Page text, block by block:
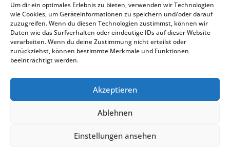
Um dir ein optimales Erlebnis zu bieten, verwenden wir Technologien
wie Cookies, um Geräteinformationen zu speichern und/oder darauf
zuzugreifen. Wenn du diesen Technologien zustimmst, können wir
Daten wie das Surfverhalten oder eindeutige IDs auf dieser Website
verarbeiten. Wenn du deine Zustimmung nicht erteilst oder
zurückziehst, können bestimmte Merkmale und Funktionen
beeinträchtigt werden.
Akzeptieren
Ablehnen
Einstellungen ansehen
DATENSCHUTZ
REISEVERSICHERUNG